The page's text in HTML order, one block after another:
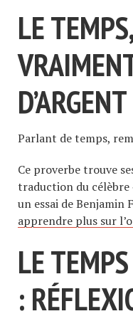
LE
Parlant de temps,
Ce proverbe trouve
traduction du célèbre
un essai de Benjamin
apprendre plus sur
LE
: